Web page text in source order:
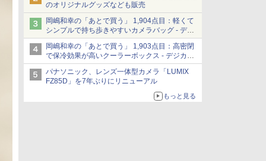
のオリジナルグッズなども販売
岡嶋和幸の「あとで買う」 1,904点目：軽くて
シンプルで持ち歩きやすいカメラバッグ - デジ
カメ Watch
岡嶋和幸の「あとで買う」 1,903点目：高密閉
で保冷効果が高いクーラーボックス - デジカメ
Watch
パナソニック、レンズ一体型カメラ「LUMIX
FZ85D」を7年ぶりにリニューアル
もっと見る